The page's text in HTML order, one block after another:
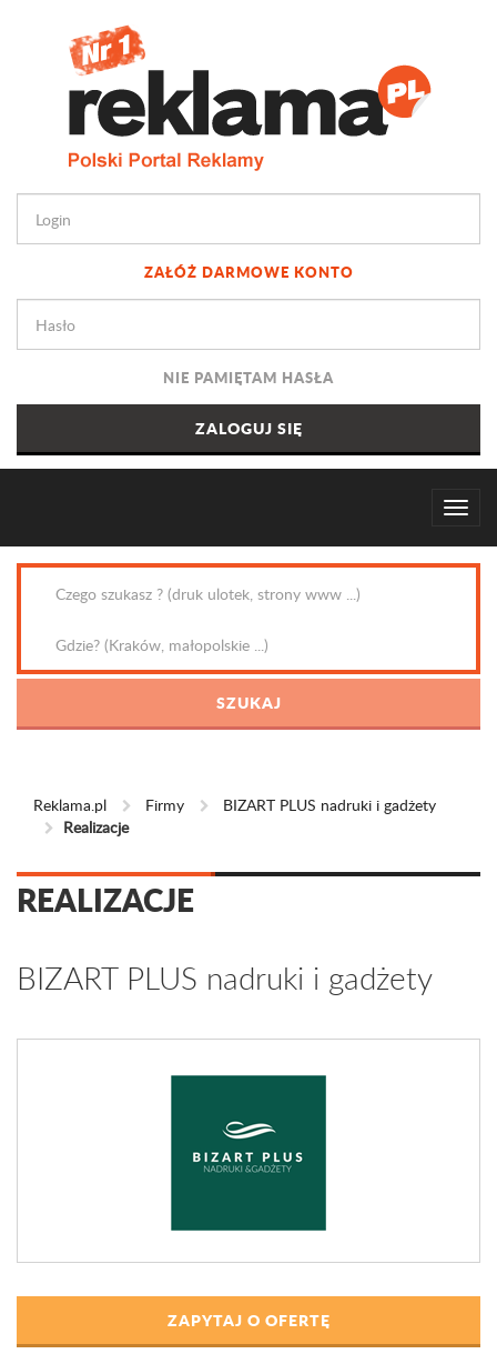
ZAŁÓŻ DARMOWE KONTO
NIE PAMIĘTAM HASŁA
Reklama.pl Firmy
BIZART PLUS nadruki i gadżety
Realizacje
REALIZACJE
BIZART PLUS nadruki i gadżety
ZAPYTAJ O OFERTĘ